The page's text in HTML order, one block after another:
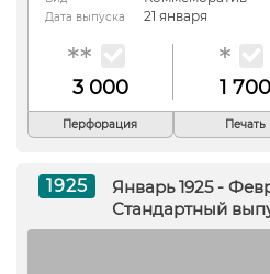
Дата выпуска 21 января
3 000 1 700
Перфорация Печать
1925
Январь 1925 -
Стандартный